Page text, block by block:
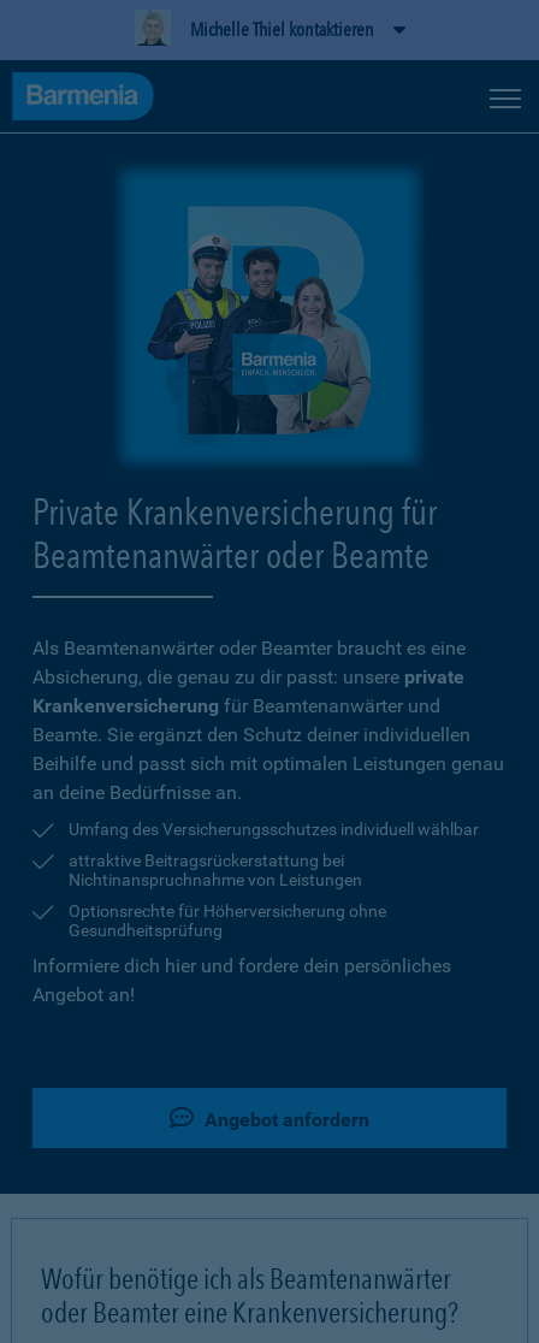
Michelle Thiel kontaktieren
Private Krankenversicherung für
Beamtenanwärter oder Beamte
Als Beamtenanwärter oder Beamter braucht es eine
Absicherung, die genau zu dir passt: unsere private
Krankenversicherung für Beamtenanwärter und
Beamte. Sie ergänzt den Schutz deiner individuellen
Beihilfe und passt sich mit optimalen Leistungen genau
an deine Bedürfnisse an.
Umfang des Versicherungsschutzes individuell wählbar
attraktive Beitragsrückerstattung bei
Nichtinanspruchnahme von Leistungen
Optionsrechte für Höherversicherung ohne
Gesundheitsprüfung
Informiere dich hier und fordere dein persönliches
Angebot an!
Angebot anfordern
Wofür benötige ich als Beamtenanwärter
oder Beamter eine Krankenversicherung?